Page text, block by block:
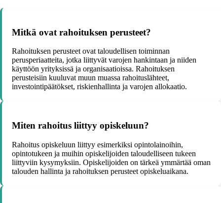
Mitkä ovat rahoituksen perusteet?
Rahoituksen perusteet ovat taloudellisen toiminnan
perusperiaatteita, jotka liittyvät varojen hankintaan ja niiden
käyttöön yrityksissä ja organisaatioissa. Rahoituksen
perusteisiin kuuluvat muun muassa rahoituslähteet,
investointipäätökset, riskienhallinta ja varojen allokaatio.
Miten rahoitus liittyy opiskeluun?
Rahoitus opiskeluun liittyy esimerkiksi opintolainoihin,
opintotukeen ja muihin opiskelijoiden taloudelliseen tukeen
liittyviin kysymyksiin. Opiskelijoiden on tärkeä ymmärtää oman
talouden hallinta ja rahoituksen perusteet opiskeluaikana.